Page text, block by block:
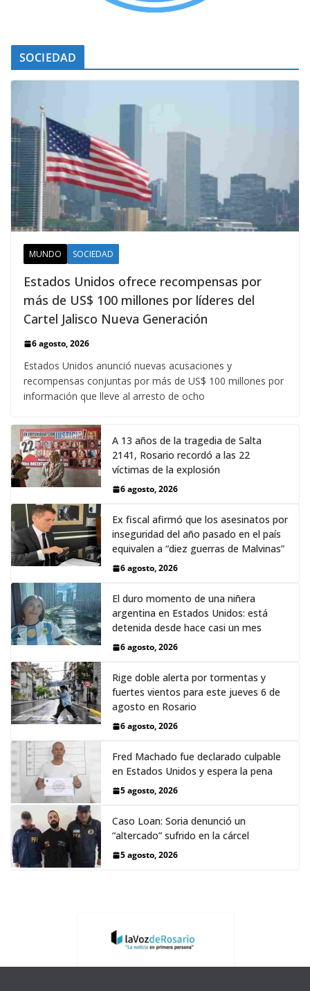
SOCIEDAD
MUNDO SOCIEDAD
Estados Unidos ofrece recompensas por
más de US$ 100 millones por líderes del
Cartel Jalisco Nueva Generación
6 agosto, 2026
Estados Unidos anunció nuevas acusaciones y
recompensas conjuntas por más de US$ 100 millones por
información que lleve al arresto de ocho
A 13 años de la tragedia de Salta
2141, Rosario recordó a las 22
víctimas de la explosión
6 agosto, 2026
Ex fiscal afirmó que los asesinatos por
inseguridad del año pasado en el país
equivalen a “diez guerras de Malvinas”
6 agosto, 2026
El duro momento de una niñera
argentina en Estados Unidos: está
detenida desde hace casi un mes
6 agosto, 2026
Rige doble alerta por tormentas y
fuertes vientos para este jueves 6 de
agosto en Rosario
6 agosto, 2026
Fred Machado fue declarado culpable
en Estados Unidos y espera la pena
5 agosto, 2026
Caso Loan: Soria denunció un
“altercado” sufrido en la cárcel
5 agosto, 2026